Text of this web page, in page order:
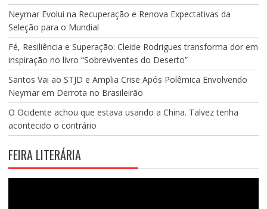
Neymar Evolui na Recuperação e Renova Expectativas da
Seleção para o Mundial
Fé, Resiliência e Superação: Cleide Rodrigues transforma dor em
inspiração no livro “Sobreviventes do Deserto”
Santos Vai ao STJD e Amplia Crise Após Polêmica Envolvendo
Neymar em Derrota no Brasileirão
O Ocidente achou que estava usando a China. Talvez tenha
acontecido o contrário
FEIRA LITERÁRIA